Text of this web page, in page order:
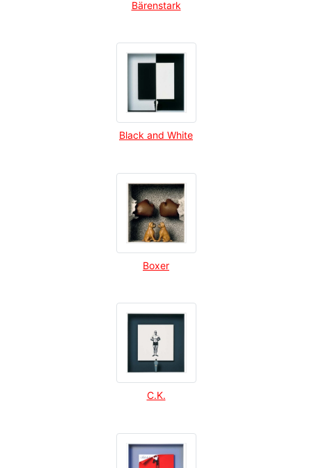
Bärenstark
Black and White
Boxer
C.K.